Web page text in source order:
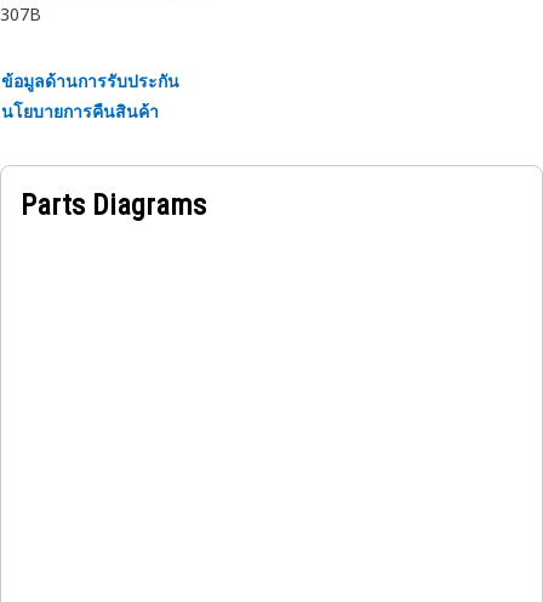
307B
ข้อมูลด้านการรับประกัน
นโยบายการคืนสินค้า
Parts Diagrams